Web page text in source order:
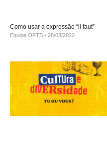
Como usar a expressão “il faut”
Equipe OFTB 28/03/2022